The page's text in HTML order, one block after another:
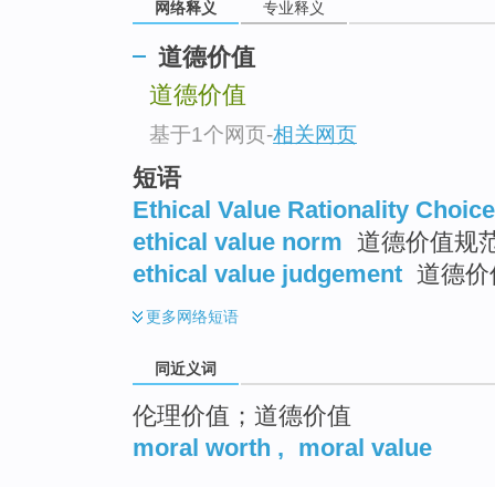
网络释义 专业释义
道德价值
道德价值
基于1个网页-相关网页
短语
Ethical Value Rationality Choice
ethical value norm 道德价值规
ethical value judgement 道德
更多网络短语
同近义词
伦理价值；道德价值
moral worth , moral value